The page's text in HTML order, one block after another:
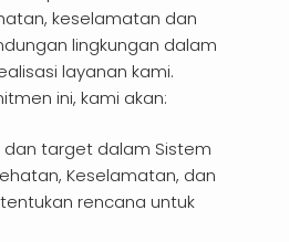
keselamatan dan
lingkungan dalam
layanan kami.
ini, kami akan:
dan target dalam Sistem
Keselamatan, dan
rencana untuk